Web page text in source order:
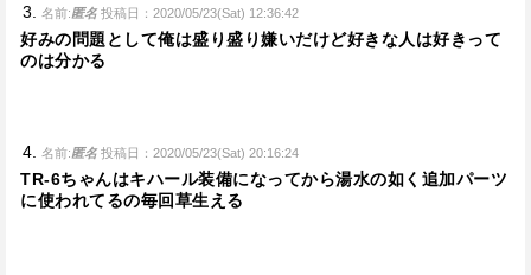
名前:匿名 投稿日：2020/05/23(Sat) 12:36:42
好みの問題として俺は盛り盛り嫌いだけど好きな人は好きって
のは分かる
名前:匿名 投稿日：2020/05/23(Sat) 20:16:24
TR-6ちゃんはキハール装備になってから湯水の如く追加パーツ
に使われてるの毎回草生える